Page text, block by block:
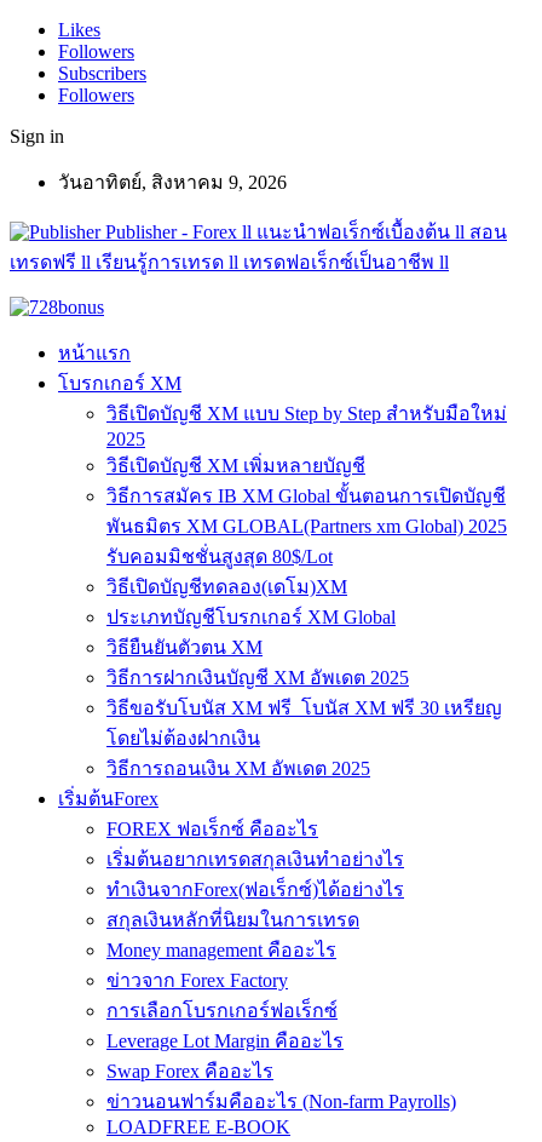
Likes
Followers
Subscribers
Followers
Sign in
วันอาทิตย์, สิงหาคม 9, 2026
Publisher - Forex ll แนะนำฟอเร็กซ์เบื้องต้น ll สอน
เทรดฟรี ll เรียนรู้การเทรด ll เทรดฟอเร็กซ์เป็นอาชีพ ll
หน้าแรก
โบรกเกอร์ XM
วิธีเปิดบัญชี XM แบบ Step by Step สำหรับมือใหม่
2025
วิธีเปิดบัญชี XM เพิ่มหลายบัญชี
วิธีการสมัคร IB XM Global ขั้นตอนการเปิดบัญชี
พันธมิตร XM GLOBAL(Partners xm Global) 2025
รับคอมมิชชั่นสูงสุด 80$/Lot
วิธีเปิดบัญชีทดลอง(เดโม)XM
ประเภทบัญชีโบรกเกอร์ XM Global
วิธียืนยันตัวตน XM
วิธีการฝากเงินบัญชี XM อัพเดต 2025
วิธีขอรับโบนัส XM ฟรี โบนัส XM ฟรี 30 เหรียญ
โดยไม่ต้องฝากเงิน
วิธีการถอนเงิน XM อัพเดต 2025
เริ่มต้นForex
FOREX ฟอเร็กซ์ คืออะไร
เริ่มต้นอยากเทรดสกุลเงินทำอย่างไร
ทำเงินจากForex(ฟอเร็กซ์)ได้อย่างไร
สกุลเงินหลักที่นิยมในการเทรด
Money management คืออะไร
ข่าวจาก Forex Factory
การเลือกโบรกเกอร์ฟอเร็กซ์
Leverage Lot Margin คืออะไร
Swap Forex คืออะไร
ข่าวนอนฟาร์มคืออะไร (Non-farm Payrolls)
LOADFREE E-BOOK